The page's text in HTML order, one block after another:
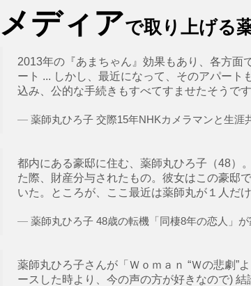
メディアで取り上げる
2013年の『あまちゃん』効果もあり、各方面
ート ... しかし、最近になって、そのアパー
込み、公的な手続きもすべてすませたそうで
薬師丸ひろ子 交際15年NHKカメラマンと生
都内にある豪邸に住む、薬師丸ひろ子（48）
た際、財産分与されたもの。彼女はこの豪邸
いた。ところが、ここ最近は薬師丸が１人だ
薬師丸ひろ子 48歳の転機「同棲8年の恋人」
薬師丸ひろ子さんが「Ｗｏｍａｎ “Ｗの悲劇”
ースした時より、今の声の方が好きなので)